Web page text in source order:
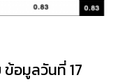
อมูลวันที่ 17